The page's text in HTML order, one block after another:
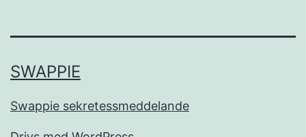
SWAPPIE
Swappie sekretessmeddelande